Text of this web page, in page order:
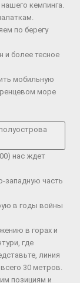
кемпинга.
по берегу
и более тесное
мобильную
море
нас ждет
западную часть
в годы войны
в горах и
где
линия
30 метров.
позициям и